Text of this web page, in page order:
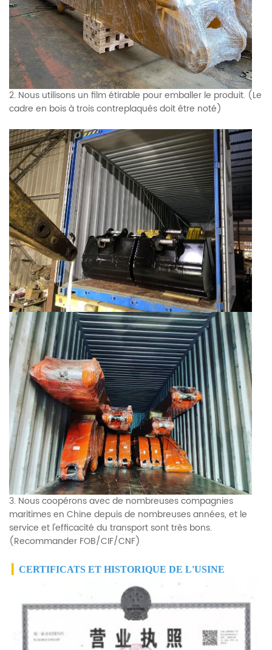
2. Nous utilisons un film étirable pour emballer le produit. (Le
cadre en bois à trois contreplaqués doit être noté)
3. Nous coopérons avec de nombreuses compagnies
maritimes en Chine depuis de nombreuses années, et le
service et l'efficacité du transport sont très bons.
(Recommander FOB/CIF/CNF)
CERTIFICATS ET HISTORIQUE DE L'USINE